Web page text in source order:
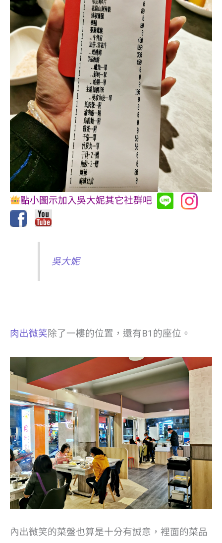
點小圖示加入吳大妮其它社群吧
吳大妮
肉出微笑除了一樓的位置，還有B1的座位。
內出微笑的菜盤也算是十分有誠意，裡面的菜品